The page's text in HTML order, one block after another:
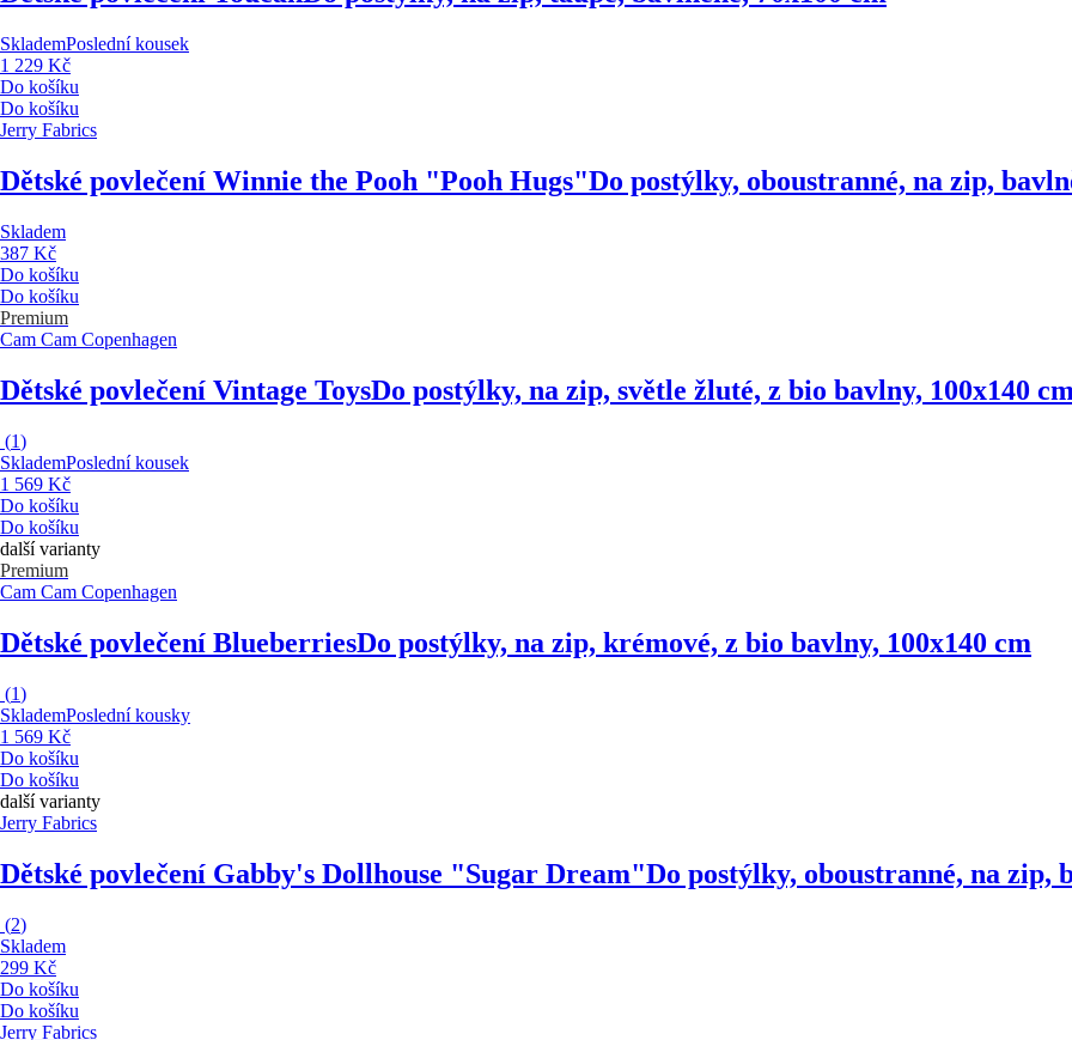
SklademPoslední kousek
1 229 Kč
Do košíku
Do košíku
Jerry Fabrics
Dětské povlečení Winnie the Pooh "Pooh Hugs"Do postýlky, oboustranné, na zip,
Skladem
387 Kč
Do košíku
Do košíku
Premium
Cam Cam Copenhagen
Dětské povlečení Vintage ToysDo postýlky, na zip, světle žluté, z bio bavlny, 100x140 cm
(1)
SklademPoslední kousek
1 569 Kč
Do košíku
Do košíku
další varianty
Premium
Cam Cam Copenhagen
Dětské povlečení BlueberriesDo postýlky, na zip, krémové, z bio bavlny, 100x140 cm
(1)
SklademPoslední kousky
1 569 Kč
Do košíku
Do košíku
další varianty
Jerry Fabrics
Dětské povlečení Gabby's Dollhouse "Sugar Dream"Do postýlky, oboustranné, na zip,
(2)
Skladem
299 Kč
Do košíku
Do košíku
Jerry Fabrics